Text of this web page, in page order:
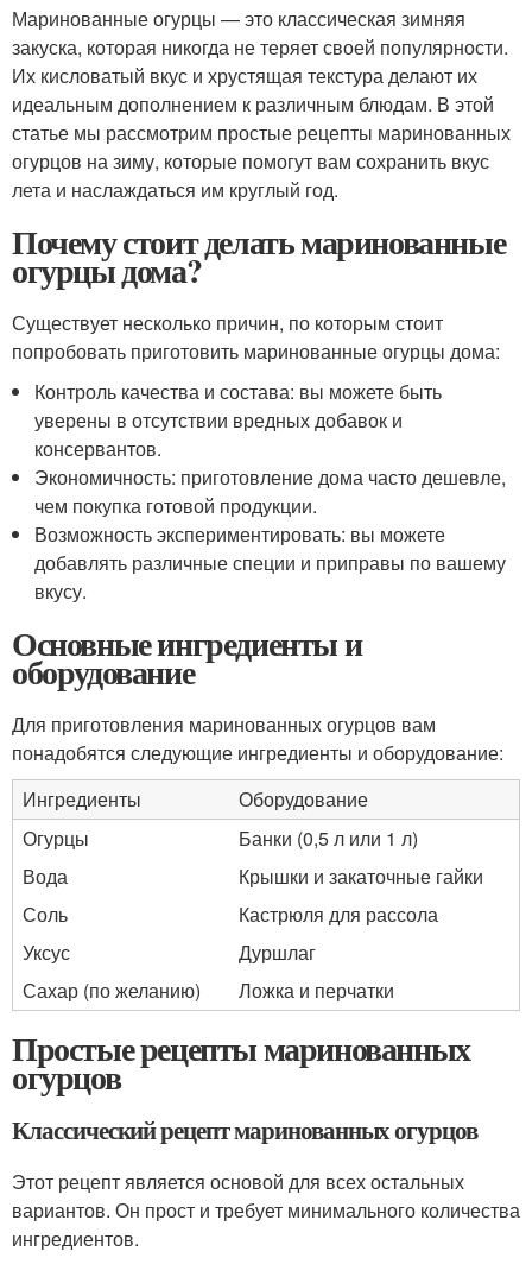
Маринованные огурцы — это классическая зимняя
закуска, которая никогда не теряет своей популярности.
Их кисловатый вкус и хрустящая текстура делают их
идеальным дополнением к различным блюдам. В этой
статье мы рассмотрим простые рецепты маринованных
огурцов на зиму, которые помогут вам сохранить вкус
лета и наслаждаться им круглый год.
Почему стоит делать маринованные
огурцы дома?
Существует несколько причин, по которым стоит
попробовать приготовить маринованные огурцы дома:
Контроль качества и состава: вы можете быть
уверены в отсутствии вредных добавок и
консервантов.
Экономичность: приготовление дома часто дешевле,
чем покупка готовой продукции.
Возможность экспериментировать: вы можете
добавлять различные специи и приправы по вашему
вкусу.
Основные ингредиенты и
оборудование
Для приготовления маринованных огурцов вам
понадобятся следующие ингредиенты и оборудование:
Ингредиенты
Оборудование
Огурцы
Банки (0,5 л или 1 л)
Вода
Крышки и закаточные гайки
Соль
Кастрюля для рассола
Уксус
Дуршлаг
Сахар (по желанию)
Ложка и перчатки
Простые рецепты маринованных
огурцов
Классический рецепт маринованных огурцов
Этот рецепт является основой для всех остальных
вариантов. Он прост и требует минимального количества
ингредиентов.